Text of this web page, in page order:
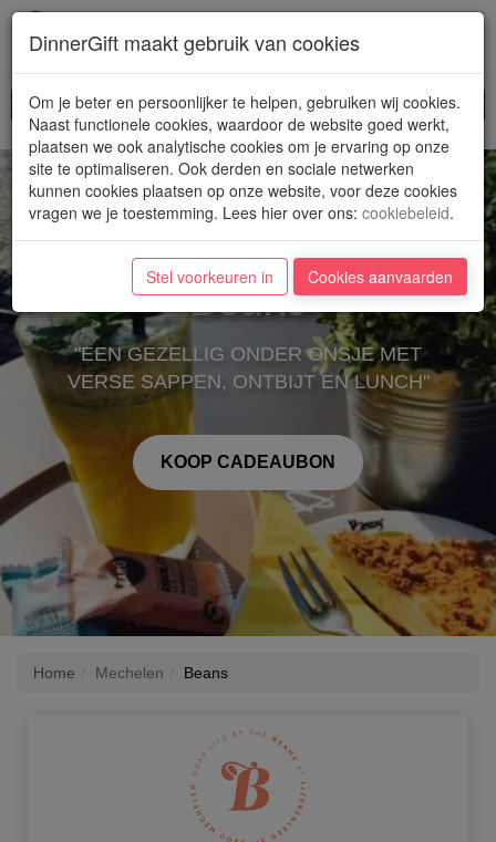
Beans
"EEN GEZELLIG ONDER ONSJE MET
VERSE SAPPEN, ONTBIJT EN LUNCH"
KOOP CADEAUBON
Home Mechelen Beans
DinnerGift maakt gebruik van cookies
Om je beter en persoonlijker te helpen, gebruiken wij cookies.
Naast functionele cookies, waardoor de website goed werkt,
plaatsen we ook analytische cookies om je ervaring op onze
site te optimaliseren. Ook derden en sociale netwerken
kunnen cookies plaatsen op onze website, voor deze cookies
vragen we je toestemming. Lees hier over ons: cookiebeleid.
Stel voorkeuren in Cookies aanvaarden